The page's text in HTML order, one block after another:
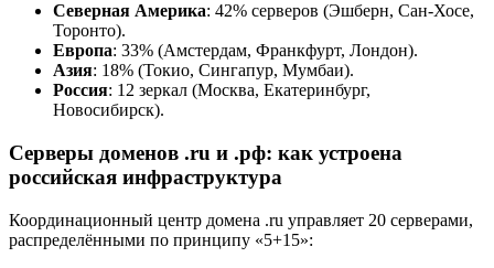
Северная Америка: 42% серверов (Эшберн, Сан-Хосе,
Торонто).
Европа: 33% (Амстердам, Франкфурт, Лондон).
Азия: 18% (Токио, Сингапур, Мумбаи).
Россия: 12 зеркал (Москва, Екатеринбург,
Новосибирск).
Серверы доменов .ru и .рф: как устроена
российская инфраструктура
Координационный центр домена .ru управляет 20 серверами,
распределёнными по принципу «5+15»: